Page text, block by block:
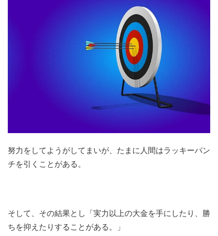
努力をしてようがしてまいが、たまに人間はラッキーパン
チを引くことがある。
そして、その結果とし「実力以上の大金を手にしたり、勝
ちを抑えたりすることがある。」